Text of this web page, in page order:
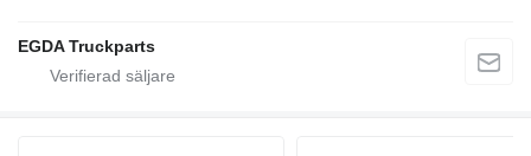
EGDA Truckparts